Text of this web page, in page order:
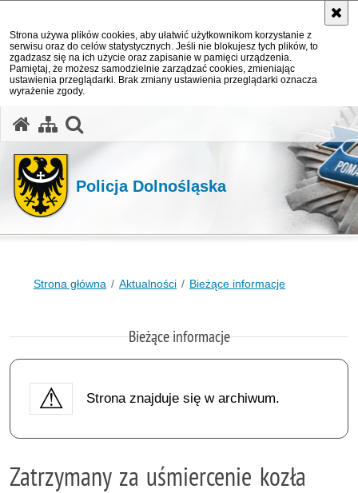
Strona używa plików cookies, aby ułatwić użytkownikom korzystanie z
serwisu oraz do celów statystycznych. Jeśli nie blokujesz tych plików, to
zgadzasz się na ich użycie oraz zapisanie w pamięci urządzenia.
Pamiętaj, że możesz samodzielnie zarządzać cookies, zmieniając
ustawienia przeglądarki. Brak zmiany ustawienia przeglądarki oznacza
wyrażenie zgody.
Policja Dolnośląska
Strona główna Aktualności Bieżące informacje
Bieżące informacje
Strona znajduje się w archiwum.
Zatrzymany za uśmiercenie kozła